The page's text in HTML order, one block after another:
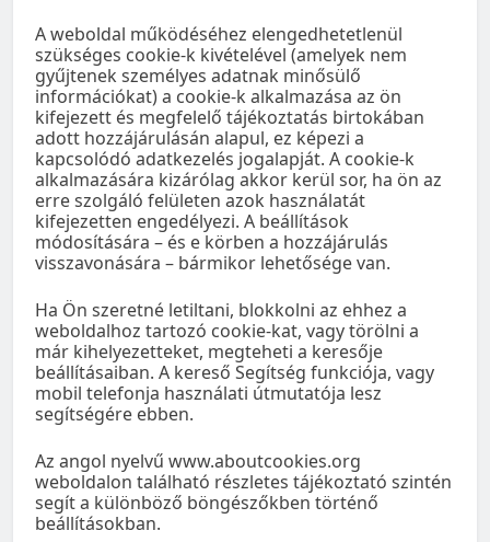
A weboldal működéséhez elengedhetetlenül
szükséges cookie-k kivételével (amelyek nem
gyűjtenek személyes adatnak minősülő
információkat) a cookie-k alkalmazása az ön
kifejezett és megfelelő tájékoztatás birtokában
adott hozzájárulásán alapul, ez képezi a
kapcsolódó adatkezelés jogalapját. A cookie-k
alkalmazására kizárólag akkor kerül sor, ha ön az
erre szolgáló felületen azok használatát
kifejezetten engedélyezi. A beállítások
módosítására – és e körben a hozzájárulás
visszavonására – bármikor lehetősége van.
Ha Ön szeretné letiltani, blokkolni az ehhez a
weboldalhoz tartozó cookie-kat, vagy törölni a
már kihelyezetteket, megteheti a keresője
beállításaiban. A kereső Segítség funkciója, vagy
mobil telefonja használati útmutatója lesz
segítségére ebben.
Az angol nyelvű www.aboutcookies.org
weboldalon található részletes tájékoztató szintén
segít a különböző böngészőkben történő
beállításokban.